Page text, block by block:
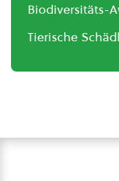
Biodiversitäts-
Tierische